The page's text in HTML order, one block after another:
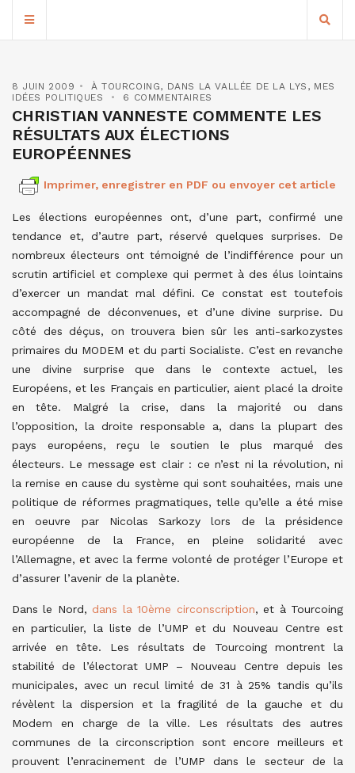
8 JUIN 2009 À TOURCOING, DANS LA VALLÉE DE LA LYS , MES
IDÉES POLITIQUES
6 COMMENTAIRES
CHRISTIAN VANNESTE COMMENTE LES
RÉSULTATS AUX ÉLECTIONS
EUROPÉENNES
Imprimer, enregistrer en PDF ou envoyer cet article
Les élections européennes ont, d’une part, confirmé une
tendance et, d’autre part, réservé quelques surprises. De
nombreux électeurs ont témoigné de l’indifférence pour un
scrutin artificiel et complexe qui permet à des élus lointains
d’exercer un mandat mal défini. Ce constat est toutefois
accompagné de déconvenues, et d’une divine surprise. Du
côté des déçus, on trouvera bien sûr les anti-sarkozystes
primaires du MODEM et du parti Socialiste. C’est en revanche
une divine surprise que dans le contexte actuel, les
Européens, et les Français en particulier, aient placé la droite
en tête. Malgré la crise, dans la majorité ou dans
l’opposition, la droite responsable a, dans la plupart des
pays européens, reçu le soutien le plus marqué des
électeurs. Le message est clair : ce n’est ni la révolution, ni
la remise en cause du système qui sont souhaitées, mais une
politique de réformes pragmatiques, telle qu’elle a été mise
en oeuvre par Nicolas Sarkozy lors de la présidence
européenne de la France, en pleine solidarité avec
l’Allemagne, et avec la ferme volonté de protéger l’Europe et
d’assurer l’avenir de la planète.
Dans le Nord, dans la 10ème circonscription, et à Tourcoing
en particulier, la liste de l’UMP et du Nouveau Centre est
arrivée en tête. Les résultats de Tourcoing montrent la
stabilité de l’électorat UMP – Nouveau Centre depuis les
municipales, avec un recul limité de 31 à 25% tandis qu’ils
révèlent la dispersion et la fragilité de la gauche et du
Modem en charge de la ville. Les résultats des autres
communes de la circonscription sont encore meilleurs et
prouvent l’enracinement de l’UMP dans le secteur de la